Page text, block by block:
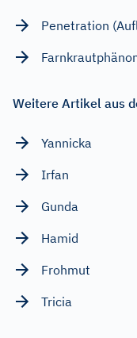
Penetration
Weitere Artikel aus
Yannicka
Irfan
Gunda
Hamid
Frohmut
Tricia